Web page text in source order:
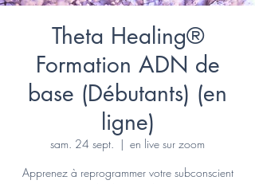
Theta Healing®
Formation ADN de
base (Débutants) (en
ligne)
sam. 24 sept.
  |
en live sur zoom
Apprenez à reprogrammer votre subconscient